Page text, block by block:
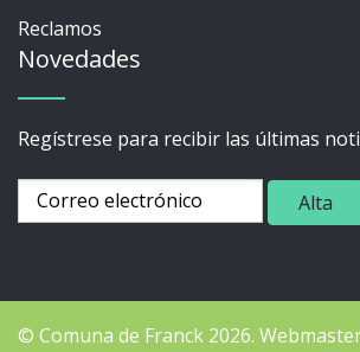
Reclamos
Novedades
Regístrese para recibir las últimas
© Comuna de Franck 2026.